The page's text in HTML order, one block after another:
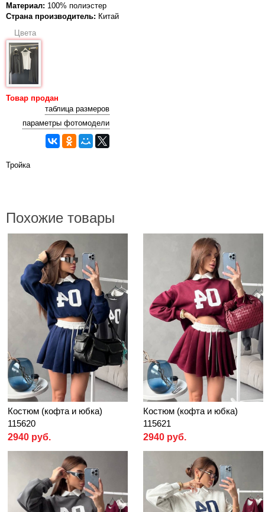
Материал: 100% полиэстер
Страна производитель: Китай
Цвета
Товар продан
таблица размеров
параметры фотомодели
Тройка
Похожие товары
Костюм (кофта и юбка)
115620
2940 руб.
Костюм (кофта и юбка)
115621
2940 руб.